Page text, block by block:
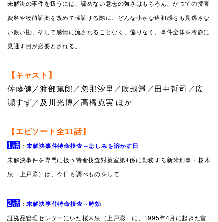
未解決の事件を扱うには、諦めない意志の強さはもちろん、かつての捜査
資料や物的証拠を改めて検証する際に、どんな小さな違和感をも見逃さな
い鋭い勘、そして感情に流されることなく、偏りなく、事件全体を冷静に
見通す目が必要とされる。
【キャスト】
佐藤健／渡部篤郎／忽那汐里／吹越満／田中哲司／広
瀬すず／及川光博／高橋克実 ほか
【エビソード全11話】
1話 ：未解決事件特命捜査～悲しみを溶かす日
未解決事件を専門に扱う特命捜査対策室第4係に勤務する新米刑事・桜木
泉（上戸彩）は、今日も調べものをして…
2話 ：未解決事件特命捜査～時効
証拠品管理センターにいた桜木泉（上戸彩）に、1995年4月に起きた富